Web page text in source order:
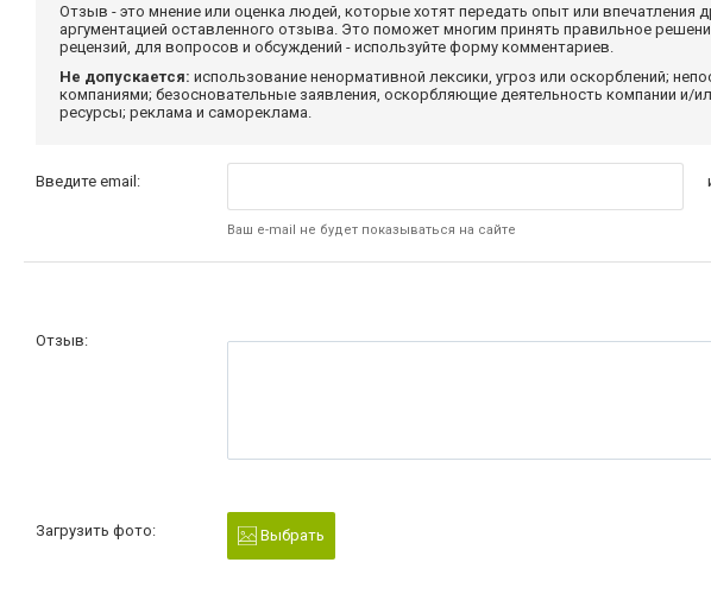
Отзыв - это мнение или оценка людей, которые хотят передать опыт или впечатления
аргументацией оставленного отзыва. Это поможет многим принять правильное
рецензий, для вопросов и обсуждений - используйте форму комментариев.
Не допускается: использование ненормативной лексики, угроз или оскорблений;
компаниями; безосновательные заявления, оскорбляющие деятельность компании и/
ресурсы; реклама и самореклама.
Введите email:
Ваш e-mail не будет показываться на сайте
Отзыв:
Загрузить фото: Выбрать